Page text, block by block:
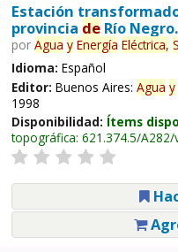
Estación
provincia deRío Negro.
por Agua y Energía Eléctrica,
Idioma: Español
Editor: Buenos Aires: Agua y
1998
Disponibilidad: Ítems
topográfica: 621.374.5/A282/